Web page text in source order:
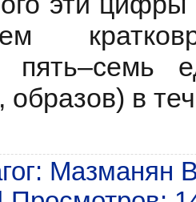
пять–семь
в
Мазманян